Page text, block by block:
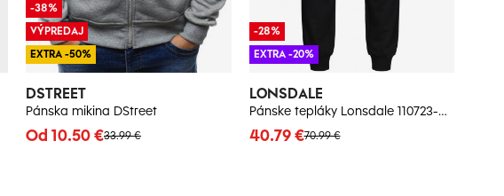
DSTREET
Pánska mikina DStreet
33.99 €
Od 10.50 €
-38%
VÝPREDAJ
EXTRA -50%
LONSDALE
Pánske tepláky Lonsdale 110723-Black
70.99 €
40.79 €
-28%
EXTRA -20%